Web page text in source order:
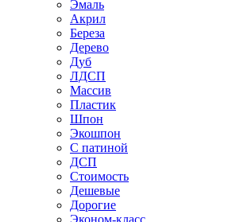
Эмаль
Акрил
Береза
Дерево
Дуб
ЛДСП
Массив
Пластик
Шпон
Экошпон
С патиной
ДСП
Стоимость
Дешевые
Дорогие
Эконом-класс